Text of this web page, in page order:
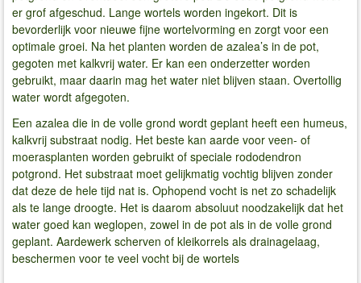
er grof afgeschud. Lange wortels worden ingekort. Dit is
bevorderlijk voor nieuwe fijne wortelvorming en zorgt voor een
optimale groei. Na het planten worden de azalea’s in de pot,
gegoten met kalkvrij water. Er kan een onderzetter worden
gebruikt, maar daarin mag het water niet blijven staan. Overtollig
water wordt afgegoten.
Een azalea die in de volle grond wordt geplant heeft een humeus,
kalkvrij substraat nodig. Het beste kan aarde voor veen- of
moerasplanten worden gebruikt of speciale rododendron
potgrond. Het substraat moet gelijkmatig vochtig blijven zonder
dat deze de hele tijd nat is. Ophopend vocht is net zo schadelijk
als te lange droogte. Het is daarom absoluut noodzakelijk dat het
water goed kan weglopen, zowel in de pot als in de volle grond
geplant. Aardewerk scherven of kleikorrels als drainagelaag,
beschermen voor te veel vocht bij de wortels